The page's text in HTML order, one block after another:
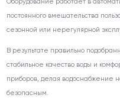
Оборудование работает в
постоянного вмешательства
сезонной или нерегулярной
В результате правильно
стабильное качество воды и
приборов, делая водоснабжение
безопасным.